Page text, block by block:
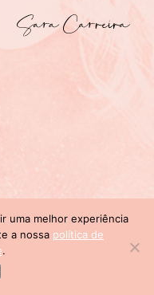
uma melhor experiência
a nossa política de
.